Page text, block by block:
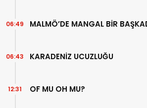
MALMÖ’DE MANGAL BİR
06:49
KARADENİZ UCUZLUĞU
06:43
OF MU OH MU?
12:31